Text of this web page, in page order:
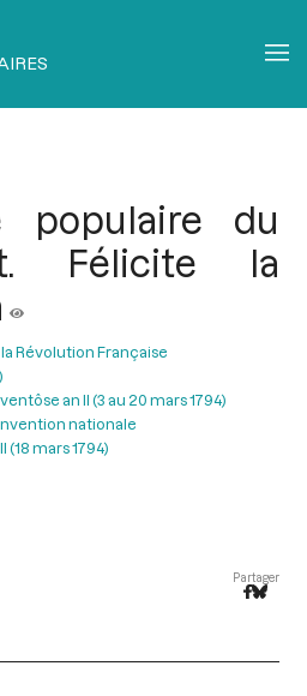
populaire du
Félicite la
Révolution Française
an II (3 au 20 mars 1794)
nationale
mars 1794)
Partager